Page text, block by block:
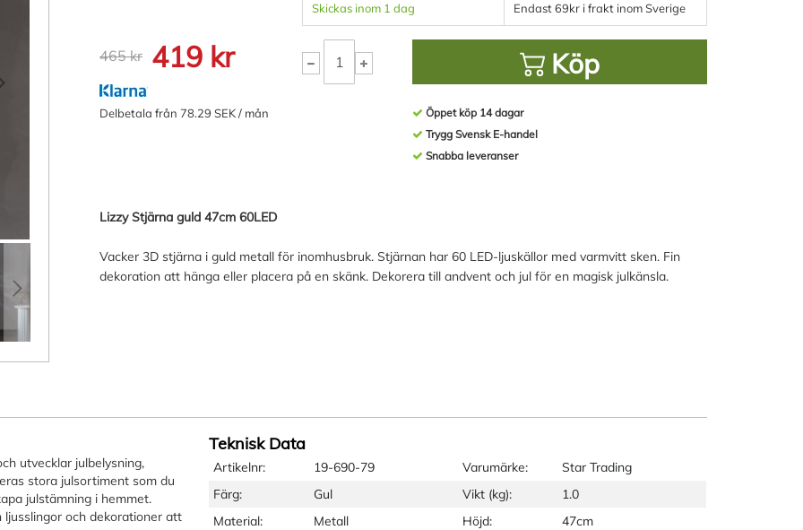
465 kr 419 kr
Delbetala från 78.29 SEK / mån
Skickas inom 1 dag
Endast 69kr i frakt inom Sverige
Köp
Öppet köp 14 dagar
Trygg Svensk E-handel
Snabba leveranser
Lizzy Stjärna guld 47cm 60LED
Vacker 3D stjärna i guld metall för inomhusbruk. Stjärnan har 60 LED-ljuskällor med varmvitt sken. Fin
dekoration att hänga eller placera på en skänk. Dekorera till andvent och jul för en magisk julkänsla.
utvecklar julbelysning,
stora julsortiment som du
julstämning i hemmet.
ljusslingor och dekorationer att
Teknisk Data
Artikelnr: 19-690-79 Varumärke:
Star Trading
Färg:
Gul Vikt (kg):
1.0
Material:
Metall Höjd:
47cm